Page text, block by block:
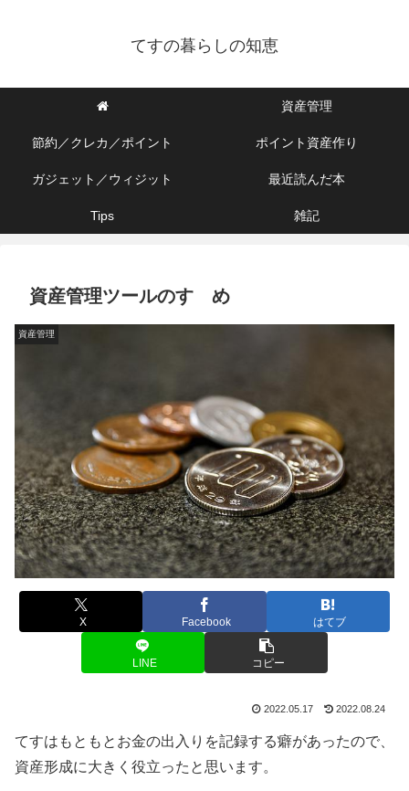
てすの暮らしの知恵
資産管理
節約／クレカ／ポイント ポイント資産作り
ガジェット／ウィジット 最近読んだ本
Tips 雑記
資産管理ツールのすゝめ
資産管理
X Facebook はてブ
LINE コピー
2022.05.17 2022.08.24
てすはもともとお金の出入りを記録する癖があったので、
資産形成に大きく役立ったと思います。